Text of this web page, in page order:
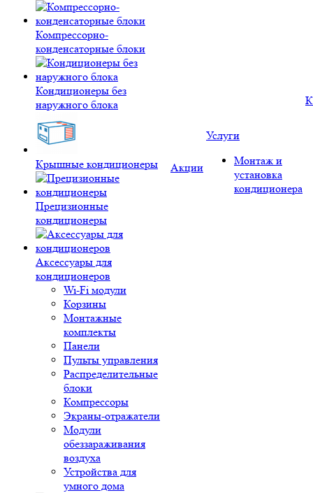
Компрессорно-
конденсаторные блоки
Кондиционеры без
наружного блока
Крышные кондиционеры
Прецизионные
кондиционеры
Аксессуары для
кондиционеров
Wi-Fi модули
Корзины
Монтажные
комплекты
Панели
Пульты управления
Распределительные
блоки
Компрессоры
Экраны-отражатели
Модули
обеззараживания
воздуха
Устройства для
умного дома
Акции
Услуги
Монтаж и
установка
кондиционера